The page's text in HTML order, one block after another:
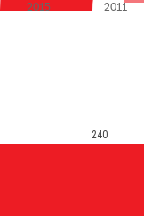
2015 2011
240